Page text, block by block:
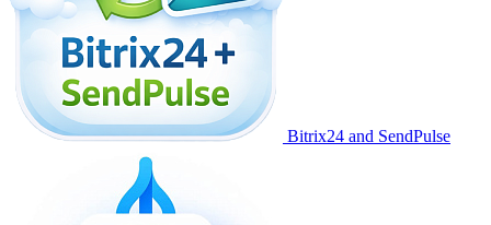
Bitrix24 and SendPulse